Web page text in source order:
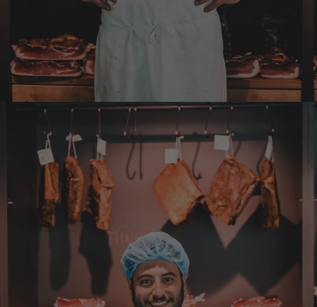
Seit ich SEPP-Manufaktur kenne, bestelle ich
nur noch da. Große Auswahl, für jeden ist
was dabei. Für mich passt die Preis-Leistung
ebenso. Ich bleib dabei.
8.8.2026
Tatsiana
Schnelle Lieferung.Sehr zufrieden.Danke.
8.8.2026
Jörg
Verifizierter Kunde
Lecker Probierpaket, schnelle Lieferung. Top
Alle Bewertungen Lesen